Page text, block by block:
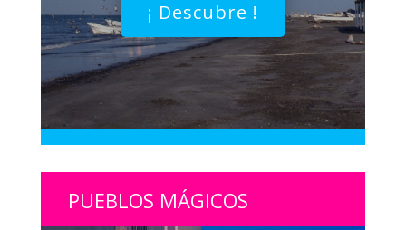
¡ Descubre !
PUEBLOS MÁGICOS